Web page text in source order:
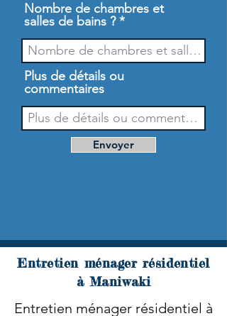
Nombre de chambres et
salles de bains ?
Plus de détails ou
commentaires
Envoyer
Entretien ménager résidentiel
à Maniwaki
Entretien ménager résidentiel à